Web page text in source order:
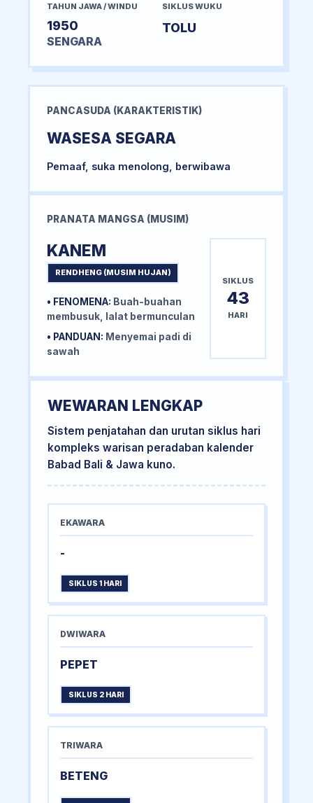
TAHUN JAWA / WINDU
1950
SENGARA
SIKLUS WUKU
TOLU
PANCASUDA (KARAKTERISTIK)
WASESA SEGARA
Pemaaf, suka menolong, berwibawa
PRANATA MANGSA (MUSIM)
KANEM
RENDHENG (MUSIM HUJAN)
• FENOMENA: Buah-buahan
membusuk, lalat bermunculan
• PANDUAN: Menyemai padi di
sawah
SIKLUS
43
HARI
WEWARAN LENGKAP
Sistem penjatahan dan urutan siklus hari
kompleks warisan peradaban kalender
Babad Bali & Jawa kuno.
EKAWARA
-
SIKLUS 1 HARI
DWIWARA
PEPET
SIKLUS 2 HARI
TRIWARA
BETENG